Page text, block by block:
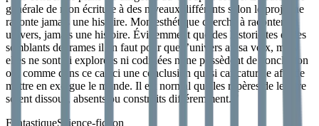
générale de mon écriture à des niveaux différents selon le projet ne
raconte jamais une histoire. Mon esthétique cherche à raconter un
univers, jamais une histoire. Évidemment que des historiettes et des
semblants de trames il en faut pour que l’univers ait sa voix, mais
elles ne sont ni explorées ni codifiées ni ne possèdent de conclusion
ou, comme dans ce cas-ci une conclusion quasi caricaturale afin de
mettre en exergue le monde. Il est normal que les repères de lecture
soient dissous, absents ou construits différemment.
FantastiqueScience-fiction